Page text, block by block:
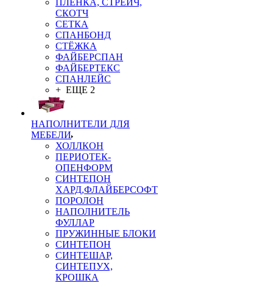
ПЛЁНКА, СТРЕЙЧ,
СКОТЧ
СЕТКА
СПАНБОНД
СТЁЖКА
ФАЙБЕРСПАН
ФАЙБЕРТЕКС
СПАНЛЕЙС
+ ЕЩЕ 2
НАПОЛНИТЕЛИ ДЛЯ
МЕБЕЛИ
ХОЛЛКОН
ПЕРИОТЕК-
ОПЕНФОРМ
СИНТЕПОН
ХАРД,ФЛАЙБЕРСОФТ
ПОРОЛОН
НАПОЛНИТЕЛЬ
ФУЛЛАР
ПРУЖИННЫЕ БЛОКИ
СИНТЕПОН
СИНТЕШАР,
СИНТЕПУХ,
КРОШКА